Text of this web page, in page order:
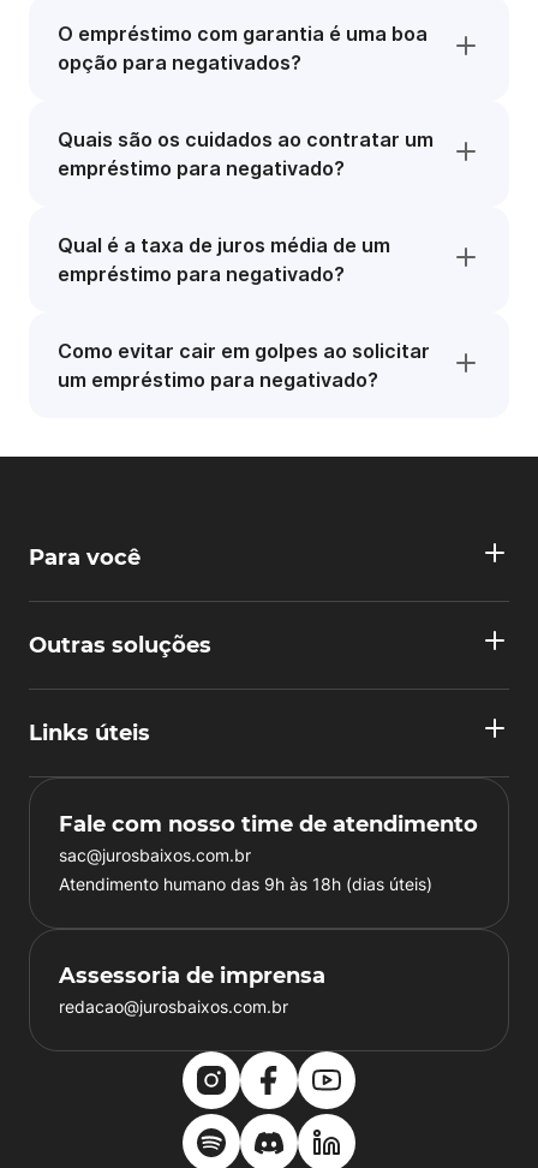
O empréstimo com garantia é uma boa
opção para negativados?
Quais são os cuidados ao contratar um
empréstimo para negativado?
Qual é a taxa de juros média de um
empréstimo para negativado?
Como evitar cair em golpes ao solicitar
um empréstimo para negativado?
Para você
Outras soluções
Links úteis
Fale com nosso time de atendimento
sac@jurosbaixos.com.br
Atendimento humano das 9h às 18h (dias úteis)
Assessoria de imprensa
redacao@jurosbaixos.com.br